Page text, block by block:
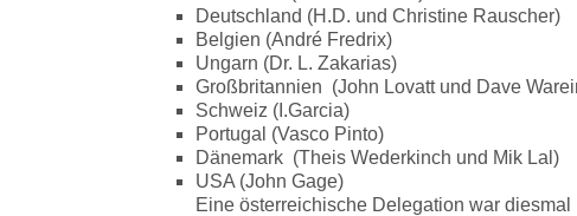
Deutschland (H.D. und Christine Rauscher)
Belgien (André Fredrix)
Ungarn (Dr. L. Zakarias)
Großbritannien (John Lovatt und Dave
Schweiz (I.Garcia)
Portugal (Vasco Pinto)
Dänemark (Theis Wederkinch und Mik Lal)
USA (John Gage)
Eine österreichische Delegation war diesmal